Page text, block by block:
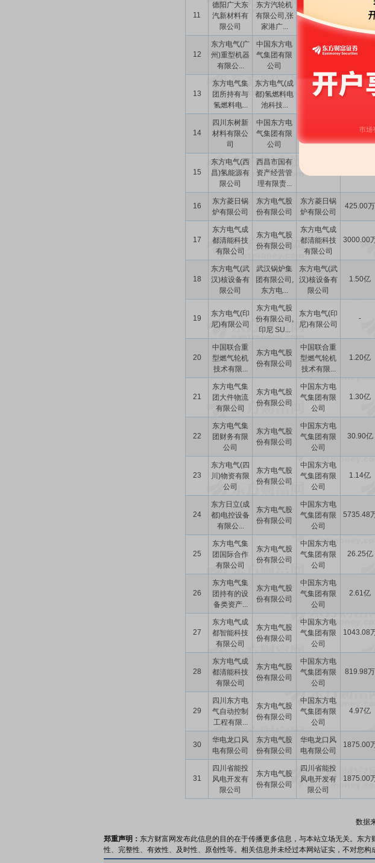
11
德阳广大东
汽新材料有
限公司
东方汽轮机
有限公司,张
家港广...
6.86亿
12
东方电气(广
州)重型机器
有限公...
中国东方电
气集团有限
公司
东方电气(广
州)重型机器
1.31亿
13
东方电气集
团所持有与
氢燃料电...
东方电气(成
都)氢燃料电
池科技...
中国东方电
气集团有限
4728.56
14
四川东树新
材料有限公
司
中国东方电
气集团有限
公司
司
1.50亿
15
东方电气(西
昌)氢能源有
限公司
西昌市国有
资产经营管
理有限责...
16
东方菱日锅
炉有限公司
东方电气股
份有限公司
东方菱日锅
炉有限公司
425.00万
17
东方电气成
都清能科技
有限公司
东方电气股
份有限公司
东方电气成
都清能科技
有限公司
3000.00
18
东方电气(武
汉)核设备有
限公司
武汉锅炉集
团有限公司,
东方电...
东方电气(武
汉)核设备有
限公司
1.50亿
19
东方电气(印
尼)有限公司
东方电气股
份有限公司,
印尼 SU...
东方电气(印
尼)有限公司
-
20
中国联合重
型燃气轮机
技术有限...
东方电气股
份有限公司
中国联合重
型燃气轮机
技术有限...
1.20亿
21
东方电气集
团大件物流
有限公司
东方电气股
份有限公司
中国东方电
气集团有限
公司
1.30亿
22
东方电气集
团财务有限
公司
东方电气股
份有限公司
中国东方电
气集团有限
公司
30.90亿
23
东方电气(四
川)物资有限
公司
东方电气股
份有限公司
中国东方电
气集团有限
公司
1.14亿
24
东方日立(成
都)电控设备
有限公...
东方电气股
份有限公司
中国东方电
气集团有限
公司
5735.48
25
东方电气集
团国际合作
有限公司
东方电气股
份有限公司
中国东方电
气集团有限
公司
26.25亿
26
东方电气集
团持有的设
备类资产...
东方电气股
份有限公司
中国东方电
气集团有限
公司
2.61亿
27
东方电气成
都智能科技
有限公司
东方电气股
份有限公司
中国东方电
气集团有限
公司
1043.08
28
东方电气成
都清能科技
有限公司
东方电气股
份有限公司
中国东方电
气集团有限
公司
819.98万
29
四川东方电
气自动控制
工程有限...
东方电气股
份有限公司
中国东方电
气集团有限
公司
4.97亿
30
华电龙口风
电有限公司
东方电气股
份有限公司
华电龙口风
电有限公司
1875.00
31
四川省能投
风电开发有
限公司
东方电气股
份有限公司
四川省能投
风电开发有
限公司
1875.00
数据
郑重声明： 东方财富网发布此信息的目的在于传播更多信息，与本站立场无关。东
性、完整性、有效性、及时性、原创性等。相关信息并未经过本网站证实，不对您构